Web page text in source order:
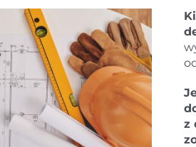
z